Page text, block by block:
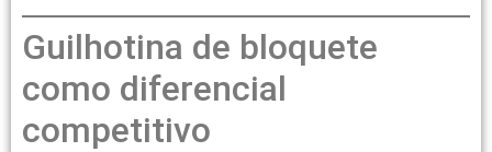
Guilhotina de bloquete
como diferencial
competitivo